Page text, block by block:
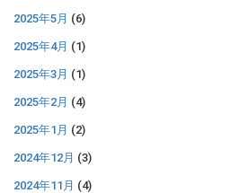
2025年5月 (6)
2025年4月 (1)
2025年3月 (1)
2025年2月 (4)
2025年1月 (2)
2024年12月 (3)
2024年11月 (4)